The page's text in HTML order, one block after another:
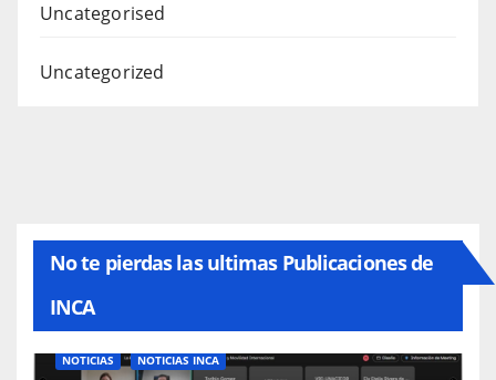
Uncategorised
Uncategorized
No te pierdas las ultimas Publicaciones de
INCA
NOTICIAS NOTICIAS INCA